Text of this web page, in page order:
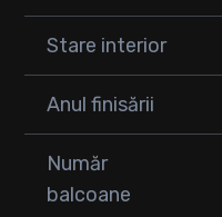
Stare interior
Anul finisării
Număr
balcoane